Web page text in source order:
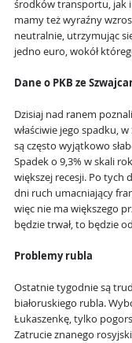
środków transportu, jak
mamy też wyraźny
neutralnie, utrzymując
jedno euro, wokół
Dane o PKB ze
Dzisiaj nad ranem
właściwie jego spadku,
są często wyjątkowo
Spadek o 9,3% w skali
większej recesji. Po tych
dni ruch umacniający
więc nie ma większego
będzie trwał, to będzie
Problemy rubla
Ostatnie tygodnie są
białoruskiego rubla.
Łukaszenkę, tylko
Zatrucie znanego